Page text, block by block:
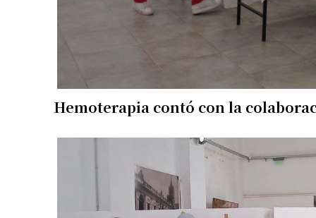
Hemoterapia contó con la